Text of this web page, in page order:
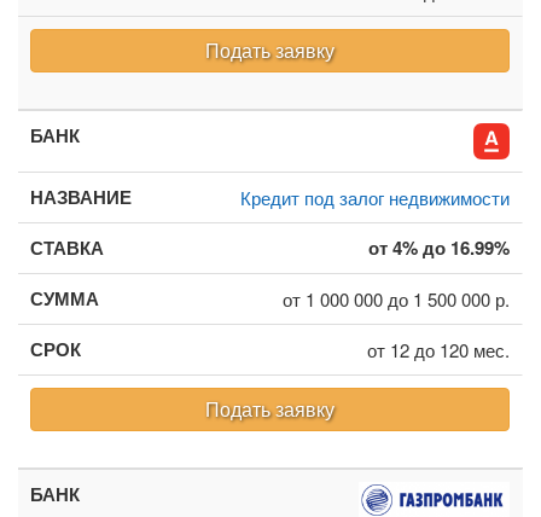
Подать заявку
Кредит под залог недвижимости
от 4% до 16.99%
от 1 000 000 до 1 500 000 р.
от 12 до 120 мес.
Подать заявку